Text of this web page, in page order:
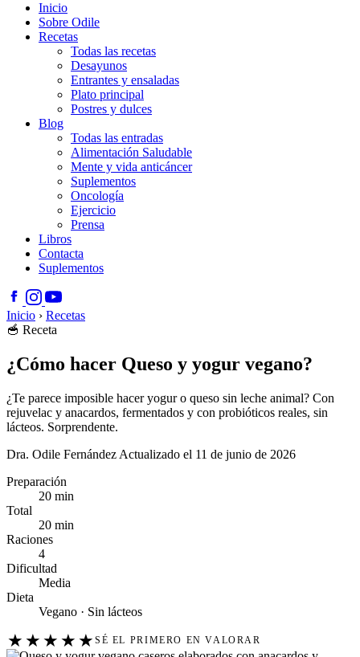
Inicio
Sobre Odile
Recetas
Todas las recetas
Desayunos
Entrantes y ensaladas
Plato principal
Postres y dulces
Blog
Todas las entradas
Alimentación Saludable
Mente y vida anticáncer
Suplementos
Oncología
Ejercicio
Prensa
Libros
Contacta
Suplementos
Inicio › Recetas
🥣 Receta
¿Cómo hacer Queso y yogur vegano?
¿Te parece imposible hacer yogur o queso sin leche animal? Con
rejuvelac y anacardos, fermentados y con probióticos reales, sin
lácteos. Sorprendente.
Dra. Odile Fernández Actualizado el 11 de junio de 2026
Preparación
20 min
Total
20 min
Raciones
4
Dificultad
Media
Dieta
Vegano · Sin lácteos
★ ★ ★ ★ ★ SÉ EL PRIMERO EN VALORAR